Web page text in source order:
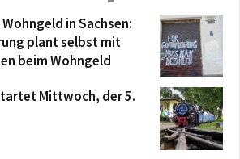
in Sachsen:
plant selbst mit
beim Wohngeld
Mittwoch, der 5.